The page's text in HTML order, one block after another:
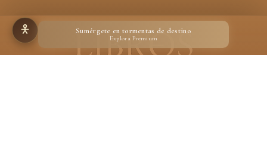
Sumérgete en tormentas de destino
Explora Premium